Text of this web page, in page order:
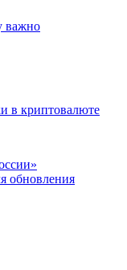
важно
в криптовалюте
обновления